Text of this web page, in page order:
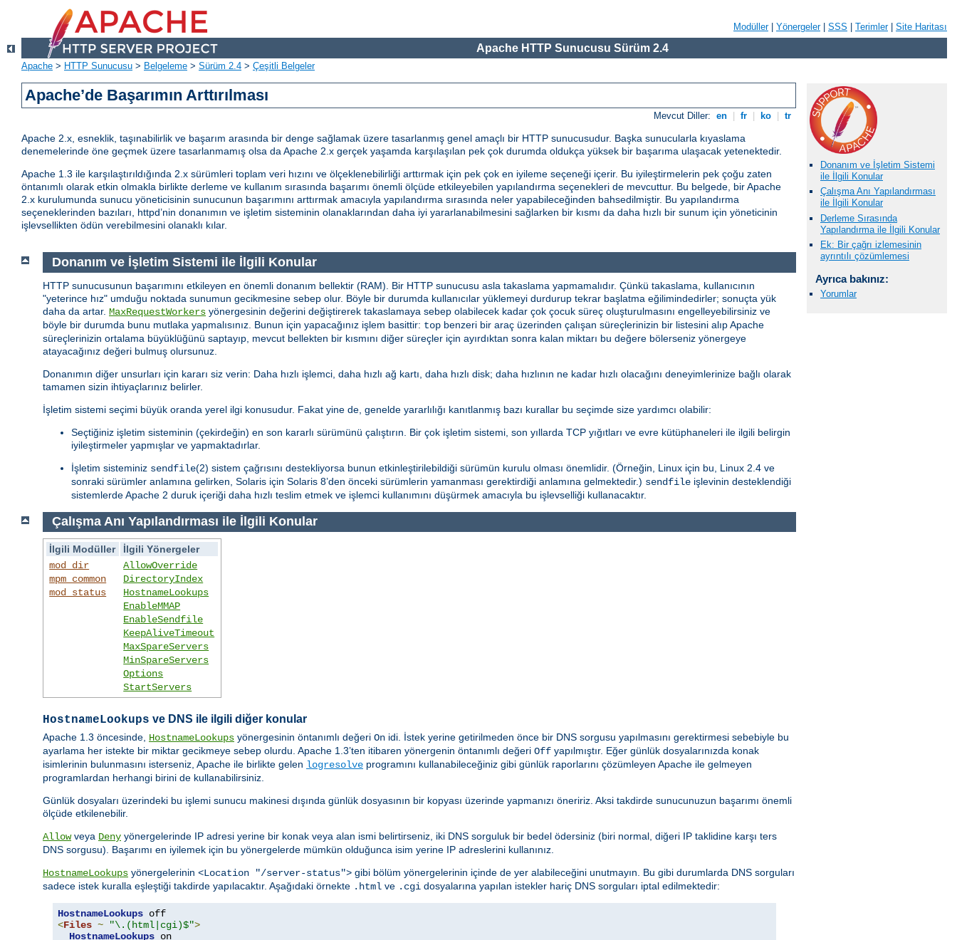
Modüller| Yönergeler| SSS Terimler| Site Haritası
Apache HTTP Sunucusu Sürüm 2.4
Apache > HTTP Sunucusu > Belgeleme > Sürüm 2.4 > Çeşitli Belgeler
Apache’de Başarımın Arttırılması
Mevcut Diller: en fr ko tr
Apache 2.x, esneklik, taşınabilirlik ve başarım arasında bir denge sağlamak üzere tasarlanmış genel amaçlı bir HTTP sunucusudur. Başka sunucularla kıyaslama
denemelerinde öne geçmek üzere tasarlanmamış olsa da Apache 2.x gerçek yaşamda karşılaşılan pek çok durumda oldukça yüksek bir başarıma ulaşacak yetenektedir.
Apache 1.3 ile karşılaştırıldığında 2.x sürümleri toplam veri hızını ve ölçeklenebilirliği arttırmak için pek çok en iyileme seçeneği içerir. Bu iyileştirmelerin pek çoğu zaten
öntanımlı olarak etkin olmakla birlikte derleme ve kullanım sırasında başarımı önemli ölçüde etkileyebilen yapılandırma seçenekleri de mevcuttur. Bu belgede, bir Apache
2.x kurulumunda sunucu yöneticisinin sunucunun başarımını arttırmak amacıyla yapılandırma sırasında neler yapabileceğinden bahsedilmiştir. Bu yapılandırma
seçeneklerinden bazıları, httpd’nin donanımın ve işletim sisteminin olanaklarından daha iyi yararlanabilmesini sağlarken bir kısmı da daha hızlı bir sunum için yöneticinin
işlevsellikten ödün verebilmesini olanaklı kılar.
Donanım ve İşletim Sistemi
ile İlgili Konular
Çalışma Anı Yapılandırması
ile İlgili Konular
Derleme Sırasında
Yapılandırma ile İlgili Konular
Ek: Bir çağrı izlemesinin
ayrıntılı çözümlemesi
Ayrıca bakınız:
Yorumlar
Donanım ve İşletim Sistemi ile İlgili Konular
HTTP sunucusunun başarımını etkileyen en önemli donanım bellektir (RAM). Bir HTTP sunucusu asla takaslama yapmamalıdır. Çünkü takaslama, kullanıcının
"yeterince hız" umduğu noktada sunumun gecikmesine sebep olur. Böyle bir durumda kullanıcılar yüklemeyi durdurup tekrar başlatma eğilimindedirler; sonuçta yük
daha da artar. MaxRequestWorkers yönergesinin değerini değiştirerek takaslamaya sebep olabilecek kadar çok çocuk süreç oluşturulmasını engelleyebilirsiniz ve
böyle bir durumda bunu mutlaka yapmalısınız. Bunun için yapacağınız işlem basittir: top benzeri bir araç üzerinden çalışan süreçlerinizin bir listesini alıp Apache
süreçlerinizin ortalama büyüklüğünü saptayıp, mevcut bellekten bir kısmını diğer süreçler için ayırdıktan sonra kalan miktarı bu değere bölerseniz yönergeye
atayacağınız değeri bulmuş olursunuz.
Donanımın diğer unsurları için kararı siz verin: Daha hızlı işlemci, daha hızlı ağ kartı, daha hızlı disk; daha hızlının ne kadar hızlı olacağını deneyimlerinize bağlı olarak
tamamen sizin ihtiyaçlarınız belirler.
İşletim sistemi seçimi büyük oranda yerel ilgi konusudur. Fakat yine de, genelde yararlılığı kanıtlanmış bazı kurallar bu seçimde size yardımcı olabilir:
Seçtiğiniz işletim sisteminin (çekirdeğin) en son kararlı sürümünü çalıştırın. Bir çok işletim sistemi, son yıllarda TCP yığıtları ve evre kütüphaneleri ile ilgili belirgin
iyileştirmeler yapmışlar ve yapmaktadırlar.
İşletim sisteminiz sendfile(2) sistem çağrısını destekliyorsa bunun etkinleştirilebildiği sürümün kurulu olması önemlidir. (Örneğin, Linux için bu, Linux 2.4 ve
sonraki sürümler anlamına gelirken, Solaris için Solaris 8’den önceki sürümlerin yamanması gerektirdiği anlamına gelmektedir.) sendfile işlevinin desteklendiği
sistemlerde Apache 2 duruk içeriği daha hızlı teslim etmek ve işlemci kullanımını düşürmek amacıyla bu işlevselliği kullanacaktır.
Çalışma Anı Yapılandırması ile İlgili Konular
İlgili Modüller
İlgili Yönergeler
mod_dir
mpm_common
mod_status
AllowOverride
DirectoryIndex
HostnameLookups
EnableMMAP
EnableSendfile
KeepAliveTimeout
MaxSpareServers
MinSpareServers
Options
StartServers
HostnameLookups ve DNS ile ilgili diğer konular
Apache 1.3 öncesinde, HostnameLookups yönergesinin öntanımlı değeri On idi. İstek yerine getirilmeden önce bir DNS sorgusu yapılmasını gerektirmesi sebebiyle bu
ayarlama her istekte bir miktar gecikmeye sebep olurdu. Apache 1.3’ten itibaren yönergenin öntanımlı değeri Off yapılmıştır. Eğer günlük dosyalarınızda konak
isimlerinin bulunmasını isterseniz, Apache ile birlikte gelen logresolve programını kullanabileceğiniz gibi günlük raporlarını çözümleyen Apache ile gelmeyen
programlardan herhangi birini de kullanabilirsiniz.
Günlük dosyaları üzerindeki bu işlemi sunucu makinesi dışında günlük dosyasının bir kopyası üzerinde yapmanızı öneririz. Aksi takdirde sunucunuzun başarımı önemli
ölçüde etkilenebilir.
Allowveya Deny yönergelerinde IP adresi yerine bir konak veya alan ismi belirtirseniz, iki DNS sorguluk bir bedel ödersiniz (biri normal, diğeri IP taklidine karşı ters
DNS sorgusu). Başarımı en iyilemek için bu yönergelerde mümkün olduğunca isim yerine IP adreslerini kullanınız.
HostnameLookups yönergelerinin <Location "/server-status"> gibi bölüm yönergelerinin içinde de yer alabileceğini unutmayın. Bu gibi durumlarda DNS sorguları
sadece istek kuralla eşleştiği takdirde yapılacaktır. Aşağıdaki örnekte .html ve .cgi dosyalarına yapılan istekler hariç DNS sorguları iptal edilmektedir:
HostnameLookups
<Files ~ "\.(html|cgi)$">
HostnameLookups